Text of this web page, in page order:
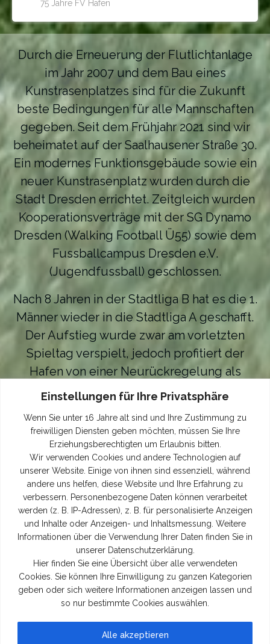
Einstellungen für Ihre Privatsphäre
Wenn Sie unter 16 Jahre alt sind und Ihre Zustimmung zu
freiwilligen Diensten geben möchten, müssen Sie Ihre
Erziehungsberechtigten um Erlaubnis bitten.
Wir verwenden Cookies und andere Technologien auf
unserer Website. Einige von ihnen sind essenziell, während
andere uns helfen, diese Website und Ihre Erfahrung zu
verbessern. Personenbezogene Daten können verarbeitet
werden (z. B. IP-Adressen), z. B. für personalisierte Anzeigen
und Inhalte oder Anzeigen- und Inhaltsmessung. Weitere
Informationen über die Verwendung Ihrer Daten finden Sie in
unserer Datenschutzerklärung.
Hier finden Sie eine Übersicht über alle verwendeten
Cookies. Sie können Ihre Einwilligung zu ganzen Kategorien
geben oder sich weitere Informationen anzeigen lassen und
so nur bestimmte Cookies auswählen.
Alle akzeptieren
75 Jahre FV Hafen
Durch die Erneuerung der Flutlichtanlage
im Jahr 2007 und dem Bau eines
Kunstrasenplatzes sind für die Zukunft
beste Bedingungen für alle Mannschaften
gegeben. Seit dem Frühjahr 2021 sind wir
beheimatet auf der Saalhausener Straße 30.
Ein modernes Funktionsgebäude sowie ein
neuer Kunstrasenplatz wurden durch die
Stadt Dresden errichtet. Zeitgleich wurden
Kooperationsverträge mit der SG Dynamo
Dresden (Walking Football Ü55) sowie dem
Fussballcampus Dresden e.V.
(Jugendfussball) geschlossen.
Nach 8 Jahren in der Stadtliga B hat es die 1.
Männer wieder in die Stadtliga A geschafft.
Der Aufstieg wurde zwar am vorletzten
Spieltag verspielt, jedoch profitiert der
Hafen von einer Neurückregelung als
Tabellendritter. In der folgenden Spielzeit
hatte die 1. nichts mit den Abstieg zu tun
und konnte als Tabellen 10. die Saison
beenden.
Am Wochenende vom 15.06. bis 16.06.2024
feierte der FV Hafen mit einem großen Fest
sein 75. Vereinsjubiläum. Als Highlight
spielte u. a. die Ost-Fußball-
Tradtionsmannschaft mit Fußballgrößen wie
Ralf Minge, Hartmut Schade und Thomas
Hoßmang gegen unsere Altherren.